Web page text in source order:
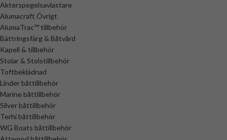
Akterspegelsavlastare
Alumacraft Övrigt
AlumaTrac™ tillbehör
Bättringsfärg & Båtvård
Kapell & tillbehör
Stolar & Stolstillbehör
Toftbeklädnad
Linder båttillbehör
Marine båttillbehör
Silver båttillbehör
Terhi båttillbehör
WG Boats båttillbehör